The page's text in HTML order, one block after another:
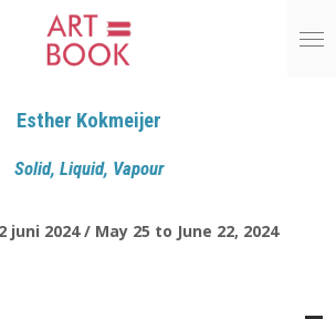
Esther Kokmeijer
Solid, Liquid, Vapour
juni 2024 / May 25 to June 22, 2024